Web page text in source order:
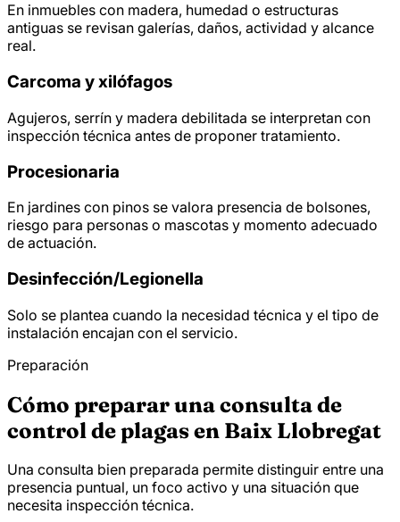
En inmuebles con madera, humedad o estructuras
antiguas se revisan galerías, daños, actividad y alcance
real.
Carcoma y xilófagos
Agujeros, serrín y madera debilitada se interpretan con
inspección técnica antes de proponer tratamiento.
Procesionaria
En jardines con pinos se valora presencia de bolsones,
riesgo para personas o mascotas y momento adecuado
de actuación.
Desinfección/Legionella
Solo se plantea cuando la necesidad técnica y el tipo de
instalación encajan con el servicio.
Preparación
Cómo preparar una consulta de
control de plagas en Baix Llobregat
Una consulta bien preparada permite distinguir entre una
presencia puntual, un foco activo y una situación que
necesita inspección técnica.